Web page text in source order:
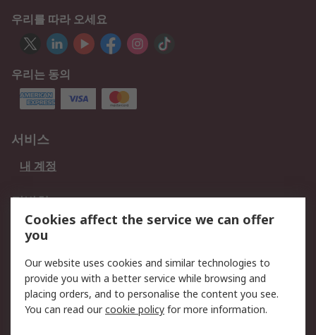
우리를 따라 오세요
우리는 동의
서비스
내 계정
적법한
개인 정보 보호 정책
데이터 보호
웹사이트 사용 약관
회사 소개
RS 계좌 정보
그룹사 RS Group에 대해
Cookies affect the service we can offer
you
Our website uses cookies and similar technologies to
provide you with a better service while browsing and
placing orders, and to personalise the content you see.
You can read ourcookie policy for more information.